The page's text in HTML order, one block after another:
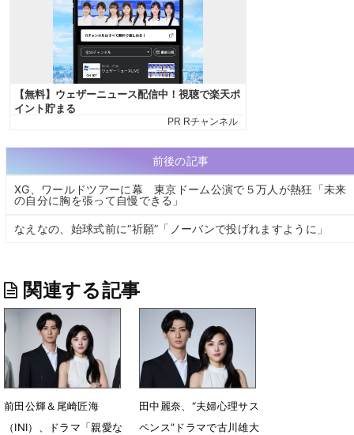
前後の記事
XG、ワールドツアーに幕 東京ドーム公演で５万人が熱狂「未来
の自分に胸を張って自慢できる」
なえなの、始球式前に“祈願”「ノーバンで投げれますように」
関連する記事
前田公輝＆尾崎匠海
（INI）、ドラマ「親愛な
田中麗奈、“夫婦心理サス
ペンス”ドラマで古川雄大